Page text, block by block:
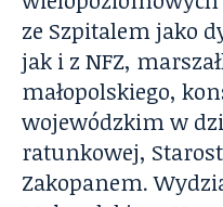
ze Szpitalem jako
jak i z NFZ,
małopolskiego,
wojewódzkim w
ratunkowej,
Zakopanem.